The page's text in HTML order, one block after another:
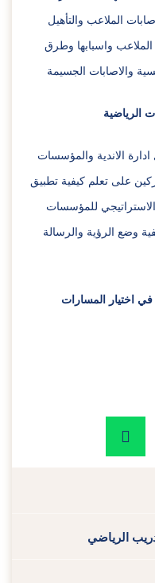
الملاعب والتأهيل
واسبابها وطرق
والاصابات الجسيمة
الاندية والمؤسسات
على تعلم كيفية تطبيق
الاستراتيجي للمؤسسات
وضع الرؤية والرسالة
اختيار المسارات
الرياضي